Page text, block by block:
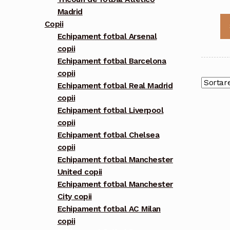
Madrid
Copii
Echipament fotbal Arsenal
copii
Echipament fotbal Barcelona
copii
Echipament fotbal Real Madrid
copii
Echipament fotbal Liverpool
copii
Echipament fotbal Chelsea
copii
Echipament fotbal Manchester
United copii
Echipament fotbal Manchester
City copii
Echipament fotbal AC Milan
copii